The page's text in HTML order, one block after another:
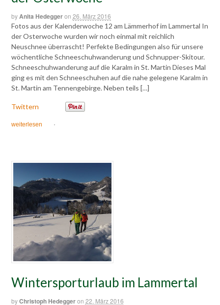
byAnita Hedeggeron 26. März 2016
Fotos aus der Kalenderwoche 12 am Lämmerhof im Lammertal In
der Osterwoche wurden wir noch einmal mit reichlich
Neuschnee überrascht! Perfekte Bedingungen also für unsere
wöchentliche Schneeschuhwanderung und Schnupper-Skitour.
Schneeschuhwanderung auf die Karalm in St. Martin Dieses Mal
ging es mit den Schneeschuhen auf die nahe gelegene Karalm in
St. Martin am Tennengebirge. Neben teils […]
Twittern
weiterlesen ·
Wintersporturlaub im Lammertal
byChristoph Hedeggeron 22. März 2016